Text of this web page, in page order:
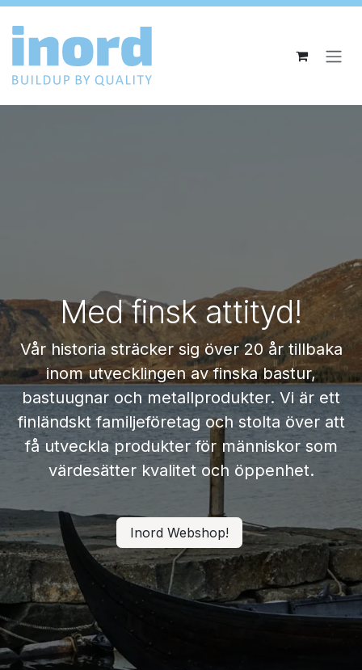
Hoppa till innehåll
Med finsk attityd!
Vår historia sträcker sig över 20 år tillbaka
inom utvecklingen av finska bastur,
bastuugnar och metallprodukter. Vi är ett
finländskt familjeföretag och stolta över att
få utveckla produkter för människor som
värdesätter kvalitet och öppenhet.
Inord Webshop!